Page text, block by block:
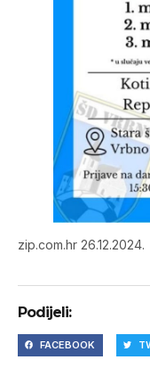
zip.com.hr 26.12.2024.
Podijeli:
FACEBOOK